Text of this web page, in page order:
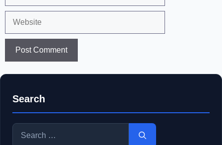
Search
Search
for: